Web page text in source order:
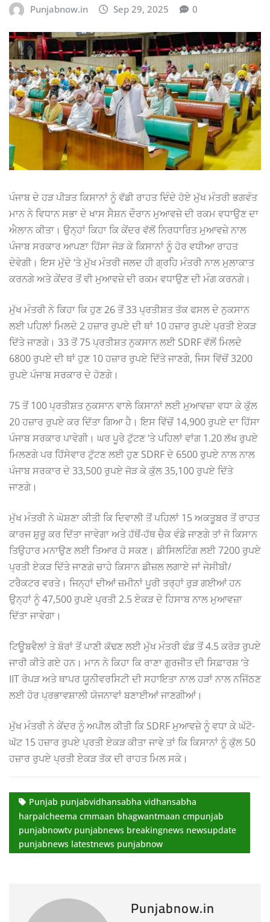
Punjabnow.in Sep 29, 2025 0
ਪੰਜਾਬ ਦੇ ਹੜ ਪੀੜਤ ਕਿਸਾਨਾਂ ਨੂੰ ਵੱਡੀ ਰਾਹਤ ਦਿੰਦੇ ਹੋਏ ਮੁੱਖ ਮੰਤਰੀ ਭਗਵੰਤ
ਮਾਨ ਨੇ ਵਿਧਾਨ ਸਭਾ ਦੇ ਖਾਸ ਸੈਸ਼ਨ ਦੌਰਾਨ ਮੁਆਵਜ਼ੇ ਦੀ ਰਕਮ ਵਧਾਉਣ ਦਾ
ਐਲਾਨ ਕੀਤਾ। ਉਨ੍ਹਾਂ ਕਿਹਾ ਕਿ ਕੇਂਦਰ ਵੱਲੋਂ ਨਿਰਧਾਰਿਤ ਮੁਆਵਜ਼ੇ ਨਾਲ
ਪੰਜਾਬ ਸਰਕਾਰ ਆਪਣਾ ਹਿੱਸਾ ਜੋੜ ਕੇ ਕਿਸਾਨਾਂ ਨੂੰ ਹੋਰ ਵਧੀਆ ਰਾਹਤ
ਦੇਵੇਗੀ। ਇਸ ਮੁੱਦੇ ‘ਤੇ ਮੁੱਖ ਮੰਤਰੀ ਜਲਦ ਹੀ ਗ੍ਰਹਿ ਮੰਤਰੀ ਨਾਲ ਮੁਲਾਕਾਤ
ਕਰਨਗੇ ਅਤੇ ਕੇਂਦਰ ਤੋਂ ਵੀ ਮੁਆਵਜ਼ੇ ਦੀ ਰਕਮ ਵਧਾਉਣ ਦੀ ਮੰਗ ਕਰਨਗੇ।
ਮੁੱਖ ਮੰਤਰੀ ਨੇ ਕਿਹਾ ਕਿ ਹੁਣ 26 ਤੋਂ 33 ਪ੍ਰਤੀਸ਼ਤ ਤੱਕ ਫਸਲ ਦੇ ਨੁਕਸਾਨ
ਲਈ ਪਹਿਲਾਂ ਮਿਲਦੇ 2 ਹਜ਼ਾਰ ਰੁਪਏ ਦੀ ਥਾਂ 10 ਹਜ਼ਾਰ ਰੁਪਏ ਪ੍ਰਤੀ ਏਕੜ
ਦਿੱਤੇ ਜਾਣਗੇ। 33 ਤੋਂ 75 ਪ੍ਰਤੀਸ਼ਤ ਨੁਕਸਾਨ ਲਈ SDRF ਵੱਲੋਂ ਮਿਲਦੇ
6800 ਰੁਪਏ ਦੀ ਥਾਂ ਹੁਣ 10 ਹਜ਼ਾਰ ਰੁਪਏ ਦਿੱਤੇ ਜਾਣਗੇ, ਜਿਸ ਵਿੱਚੋਂ 3200
ਰੁਪਏ ਪੰਜਾਬ ਸਰਕਾਰ ਦੇ ਹੋਣਗੇ।
75 ਤੋਂ 100 ਪ੍ਰਤੀਸ਼ਤ ਨੁਕਸਾਨ ਵਾਲੇ ਕਿਸਾਨਾਂ ਲਈ ਮੁਆਵਜ਼ਾ ਵਧਾ ਕੇ ਕੁੱਲ
20 ਹਜ਼ਾਰ ਰੁਪਏ ਕਰ ਦਿੱਤਾ ਗਿਆ ਹੈ। ਇਸ ਵਿੱਚੋਂ 14,900 ਰੁਪਏ ਦਾ ਹਿੱਸਾ
ਪੰਜਾਬ ਸਰਕਾਰ ਪਾਵੇਗੀ। ਘਰ ਪੂਰੇ ਟੁੱਟਣ ‘ਤੇ ਪਹਿਲਾਂ ਵਾਂਗ 1.20 ਲੱਖ ਰੁਪਏ
ਮਿਲਣਗੇ ਪਰ ਹਿੱਸੇਵਾਰ ਟੁੱਟਣ ਲਈ ਹੁਣ SDRF ਦੇ 6500 ਰੁਪਏ ਨਾਲ ਨਾਲ
ਪੰਜਾਬ ਸਰਕਾਰ ਦੇ 33,500 ਰੁਪਏ ਜੋੜ ਕੇ ਕੁੱਲ 35,100 ਰੁਪਏ ਦਿੱਤੇ
ਜਾਣਗੇ।
ਮੁੱਖ ਮੰਤਰੀ ਨੇ ਘੋਸ਼ਣਾ ਕੀਤੀ ਕਿ ਦਿਵਾਲੀ ਤੋਂ ਪਹਿਲਾਂ 15 ਅਕਤੂਬਰ ਤੋਂ ਰਾਹਤ
ਕਾਰਜ ਸ਼ੁਰੂ ਕਰ ਦਿੱਤਾ ਜਾਵੇਗਾ ਅਤੇ ਹੱਥੋਂ-ਹੱਥ ਚੈਕ ਵੰਡੇ ਜਾਣਗੇ ਤਾਂ ਜੋ ਕਿਸਾਨ
ਤਿਉਹਾਰ ਮਨਾਉਣ ਲਈ ਤਿਆਰ ਹੋ ਸਕਣ। ਡੀਸਿਲਟਿੰਗ ਲਈ 7200 ਰੁਪਏ
ਪ੍ਰਤੀ ਏਕੜ ਦਿੱਤੇ ਜਾਣਗੇ ਚਾਹੇ ਕਿਸਾਨ ਡੀਜ਼ਲ ਲਗਾਏ ਜਾਂ ਜੇਸੀਬੀ/
ਟਰੈਕਟਰ ਵਰਤੇ। ਜਿਨ੍ਹਾਂ ਦੀਆਂ ਜ਼ਮੀਨਾਂ ਪੂਰੀ ਤਰ੍ਹਾਂ ਰੁੜ ਗਈਆਂ ਹਨ
ਉਨ੍ਹਾਂ ਨੂੰ 47,500 ਰੁਪਏ ਪ੍ਰਤੀ 2.5 ਏਕੜ ਦੇ ਹਿਸਾਬ ਨਾਲ ਮੁਆਵਜ਼ਾ
ਦਿੱਤਾ ਜਾਵੇਗਾ।
ਟਿਊਬਵੈਲਾਂ ਤੇ ਬੋਰਾਂ ਤੋਂ ਪਾਣੀ ਕੱਢਣ ਲਈ ਮੁੱਖ ਮੰਤਰੀ ਫੰਡ ਤੋਂ 4.5 ਕਰੋੜ ਰੁਪਏ
ਜਾਰੀ ਕੀਤੇ ਗਏ ਹਨ। ਮਾਨ ਨੇ ਕਿਹਾ ਕਿ ਰਾਣਾ ਗੁਰਜੀਤ ਦੀ ਸਿਫ਼ਾਰਸ਼ ‘ਤੇ
IIT ਰੋਪੜ ਅਤੇ ਥਾਪਰ ਯੂਨੀਵਰਸਿਟੀ ਦੀ ਸਹਾਇਤਾ ਨਾਲ ਹੜਾਂ ਨਾਲ ਨਜਿੱਠਣ
ਲਈ ਹੋਰ ਪ੍ਰਭਾਵਸ਼ਾਲੀ ਯੋਜਨਾਵਾਂ ਬਣਾਈਆਂ ਜਾਣਗੀਆਂ।
ਮੁੱਖ ਮੰਤਰੀ ਨੇ ਕੇਂਦਰ ਨੂੰ ਅਪੀਲ ਕੀਤੀ ਕਿ SDRF ਮੁਆਵਜ਼ੇ ਨੂੰ ਵਧਾ ਕੇ ਘੱਟੋ-
ਘੱਟ 15 ਹਜ਼ਾਰ ਰੁਪਏ ਪ੍ਰਤੀ ਏਕੜ ਕੀਤਾ ਜਾਵੇ ਤਾਂ ਕਿ ਕਿਸਾਨਾਂ ਨੂੰ ਕੁੱਲ 50
ਹਜ਼ਾਰ ਰੁਪਏ ਪ੍ਰਤੀ ਏਕੜ ਤੱਕ ਦੀ ਰਾਹਤ ਮਿਲ ਸਕੇ।
Punjab punjabvidhansabha vidhansabha
harpalcheema cmmaan bhagwantmaan cmpunjab
punjabnowtv punjabnews breakingnews newsupdate
punjabnews latestnews punjabnow
Punjabnow.in